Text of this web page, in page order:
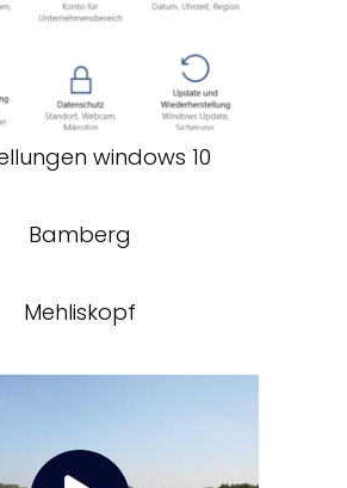
windows 10
Bamberg
Mehliskopf